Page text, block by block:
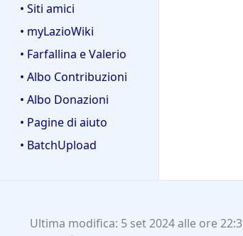
• Siti amici
• myLazioWiki
• Farfallina e Valerio
• Albo Contribuzioni
• Albo Donazioni
• Pagine di aiuto
• BatchUpload
Ultima modifica: 5 set 2024 alle ore